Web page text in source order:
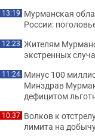
13:19 Мурманская
России:
12:23 Жителям
экстренных
11:24 Минус 100
Минздрав
дефицитом
10:37 Волков к
лимита на